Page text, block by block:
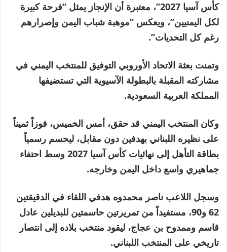
كأس آسيا 2027”، معتبرة أن الإنجاز يمثل “فرحة كبيرة
لكل اليمنيين”، ويعكس “موهبة شباب اليمن وإصرارهم
رغم كل التحديات”.
وتمنت بعثة الاتحاد الأوروبي التوفيق للمنتخب اليمني في
مشاركته المقبلة بالبطولة الآسيوية التي تستضيفها
المملكة العربية السعودية.
وكان المنتخب اليمني قد حقق، أمس الخميس، فوزاً ثميناً
على نظيره اللبناني بهدفين دون مقابل، ليحسم رسمياً
بطاقة التأهل إلى نهائيات كأس آسيا 2027 وسط احتفاء
جماهيري واسع داخل اليمن وخارجه.
وسجل اللاعب ناصر محمدوه هدفي اللقاء في الدقيقتين
62 و90، مستفيداً من تمريرتين حاسمتين للبديلين عادل
قاسم وممدوح بن عجاج، ليقود منتخب بلاده إلى انتصار
تاريخي على المنتخب اللبناني.